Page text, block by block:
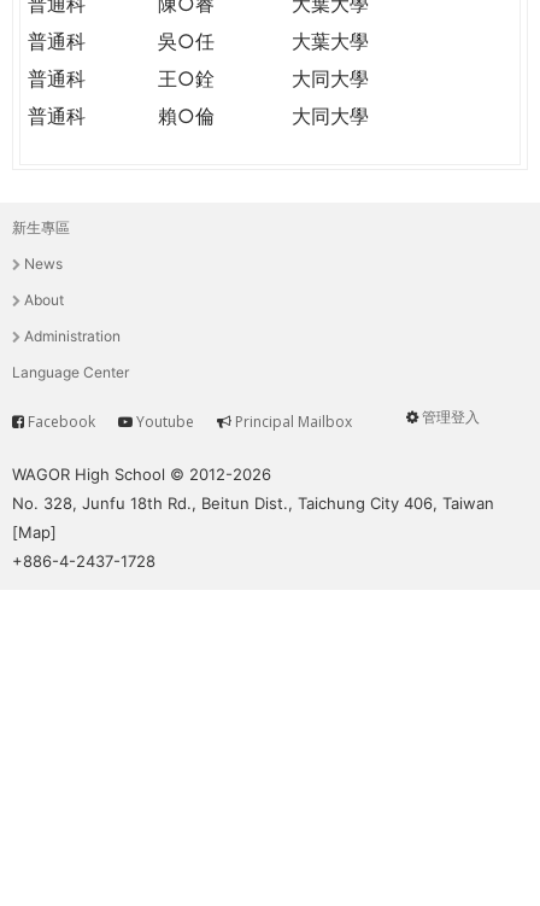
普通科
吳○任
大葉大學
普通科
王○銓
大同大學
普通科
賴○倫 大同大學
主
選
單
新生專區
News
About
Administration
Language Center
User
管理登入
Service
Facebook Youtube Principal Mailbox
WAGOR High School © 2012-2026
No. 328, Junfu 18th Rd., Beitun Dist., Taichung City 406, Taiwan
[Map]
+886-4-2437-1728